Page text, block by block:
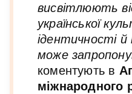
висвітлюють
української
ідентичності
може
коментують в
міжнародного